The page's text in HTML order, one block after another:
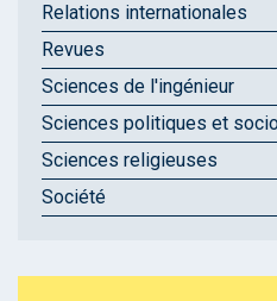
Relations internationales
Revues
Sciences de l'ingénieur
Sciences politiques et
Sciences religieuses
Société